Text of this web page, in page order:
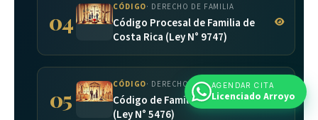
04
CÓDIGO· DERECHO DE FAMILIA
Código Procesal de Familia de
Costa Rica (Ley N° 9747)
05
CÓDIGO· DERECHO DE FAMILIA
Código de Familia de Costa Rica
(Ley N° 5476)
AGENDAR CITA
Licenciado Arroyo